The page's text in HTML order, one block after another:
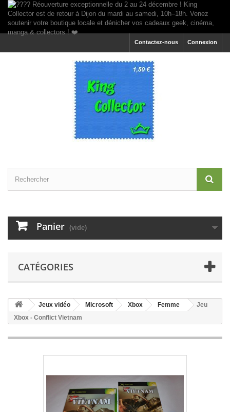
Connexion
Contactez-nous
Panier (vide)
CATÉGORIES
Jeux vidéo Microsoft Xbox Femme
Jeu
Xbox - Conflict Vietnam